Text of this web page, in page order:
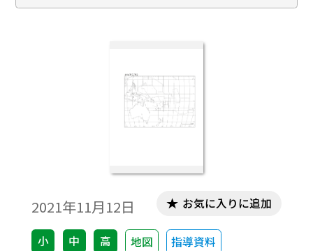
2021年11月12日
小 中 高 地図 指導資料
お気に入りに追加